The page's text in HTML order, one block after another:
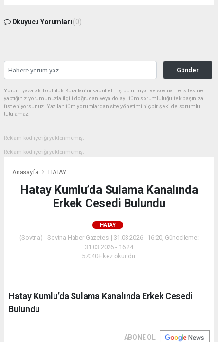
Okuyucu Yorumları (0)
Gönder
Yorum yazarak Topluluk Kuralları’nı kabul etmiş bulunuyor ve sovtna.net sitesine
yaptığınız yorumunuzla ilgili doğrudan veya dolaylı tüm sorumluluğu tek başınıza
üstleniyorsunuz. Yazılan tüm yorumlardan site yönetimi hiçbir şekilde sorumlu
tutulamaz.
Reklam kod içeriği yüklenmemiş.
Reklam kod içeriği yüklenmemiş.
Anasayfa HATAY
Hatay Kumlu’da Sulama Kanalında
Erkek Cesedi Bulundu
HATAY
(Sovtna) - Sovtna Haber Gazetesi | 31.03.2026 - 16:20, Güncelleme:
31.03.2026 - 16:24
57040+ kez okundu.
Hatay Kumlu’da Sulama Kanalında Erkek Cesedi
Bulundu
ABONE OL